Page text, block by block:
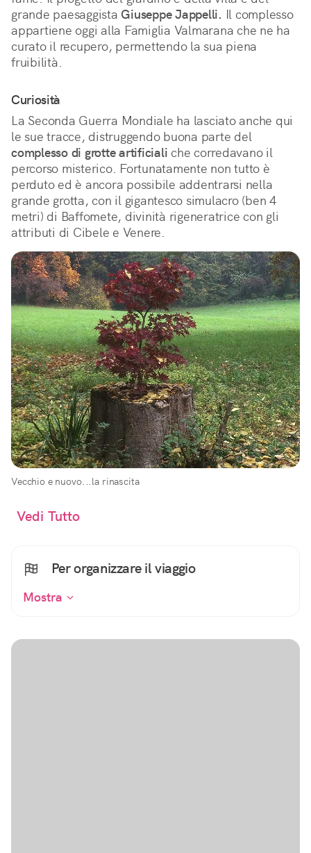
grande paesaggista Giuseppe Jappelli. Il complesso
appartiene oggi alla Famiglia Valmarana che ne ha
curato il recupero, permettendo la sua piena
fruibilità.
Curiosità
La Seconda Guerra Mondiale ha lasciato anche qui
le sue tracce, distruggendo buona parte del
complesso di grotte artificiali che corredavano il
percorso misterico. Fortunatamente non tutto è
perduto ed è ancora possibile addentrarsi nella
grande grotta, con il gigantesco simulacro (ben 4
metri) di Baffomete, divinità rigeneratrice con gli
attributi di Cibele e Venere.
Vecchio e nuovo...la rinascita
Vedi Tutto
Per organizzare il viaggio
Mostra